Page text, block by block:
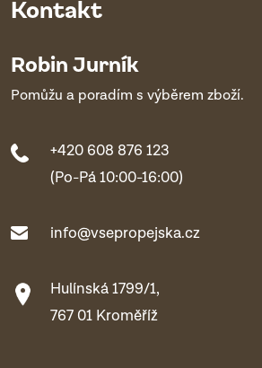
Kontakt
Robin Jurník
Pomůžu a poradím s výběrem zboží.
+420 608 876 123
(Po-Pá 10:00-16:00)
info@vsepropejska.cz
Hulínská 1799/1,
767 01 Kroměříž